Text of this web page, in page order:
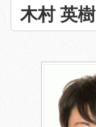
木村 英樹